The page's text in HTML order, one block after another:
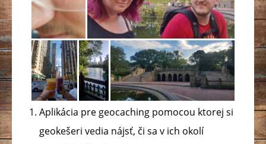
Aplikácia pre geocaching pomocou ktorej si
geokešeri vedia nájsť, či sa v ich okolí